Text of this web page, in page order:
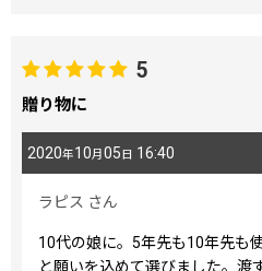
5
贈り物に
2020年10月 05 日 16:40
ラピス さん
10代の娘に。5年先も10年先も
と願いを込めて選びました。渡